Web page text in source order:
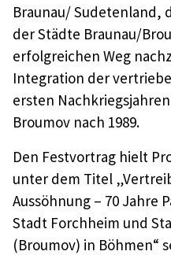
Braunau/ Sudetenland,
der Städte Braunau/
erfolgreichen Weg
Integration der
ersten
Broumov nach 1989.
Den Festvortrag hielt
unter dem Titel
Aussöhnung – 70 Jahre
Stadt Forchheim und
(Broumov) in Böhmen“